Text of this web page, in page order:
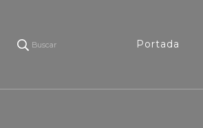
Buscar Portada